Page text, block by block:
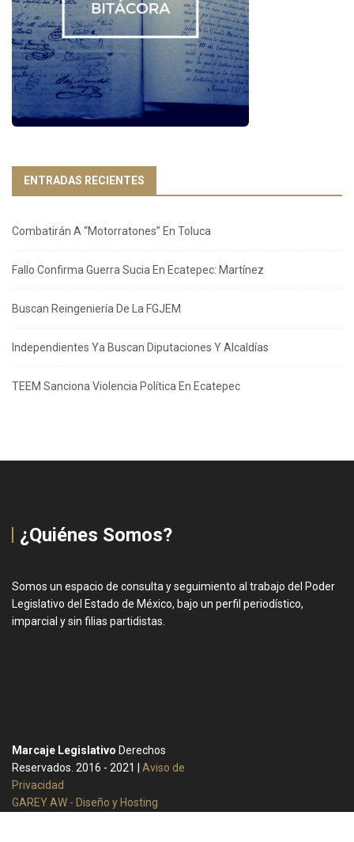
ENTRADAS RECIENTES
Combatirán A “Motorratones” En Toluca
Fallo Confirma Guerra Sucia En Ecatepec: Martínez
Buscan Reingeniería De La FGJEM
Independientes Ya Buscan Diputaciones Y Alcaldías
TEEM Sanciona Violencia Política En Ecatepec
¿Quiénes Somos?
Somos un espacio de consulta y seguimiento al trabajo del Poder
Legislativo del Estado de México, bajo un perfil periodístico,
imparcial y sin filias partidistas.
Marcaje Legislativo Derechos
Reservados. 2016 - 2021 | Aviso de
Privacidad
GAREY AW - Diseño y Hosting